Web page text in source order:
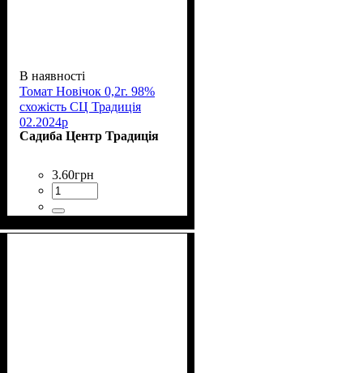
В наявності
Томат Новічок 0,2г. 98%
схожість СЦ Традиція
02.2024р
Садиба Центр Традиція
3.60грн